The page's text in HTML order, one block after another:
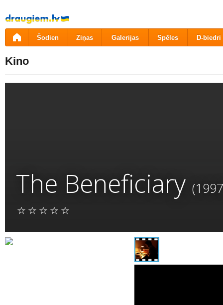
Pāriet
uz
saturu
Šodien Ziņas Galerijas Spēles D-biedri
Kino
The Beneficiary